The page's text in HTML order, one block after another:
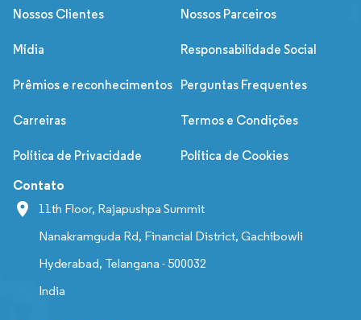
Nossos Clientes Nossos Parceiros
Mídia Responsabilidade Social
Prêmios e reconhecimentos Perguntas Frequentes
Carreiras Termos e Condições
Política de Privacidade Política de Cookies
Contato
11th Floor, Rajapushpa Summit
Nanakramguda Rd, Financial District, Gachibowli
Hyderabad, Telangana - 500032
India